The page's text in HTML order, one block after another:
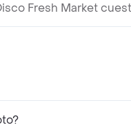
Fresh Market